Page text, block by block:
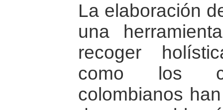
La elaboración
una
recoger
como los
colombianos